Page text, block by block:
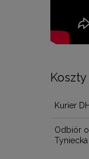
Kurier
Odbiór